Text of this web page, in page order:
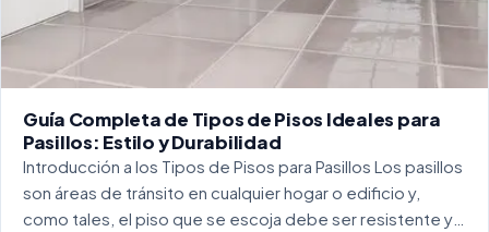
Guía Completa de Tipos de Pisos Ideales para
Pasillos: Estilo y Durabilidad
Introducción a los Tipos de Pisos para Pasillos Los pasillos
son áreas de tránsito en cualquier hogar o edificio y,
como tales, el piso que se escoja debe ser resistente y